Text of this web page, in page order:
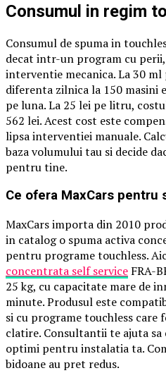
Consumul in regim
Consumul de spuma in
decat intr-un program cu
interventie mecanica. La 30
diferenta zilnica la 150 masini
pe luna. La 25 lei pe litru,
562 lei. Acest cost este
lipsa interventiei manuale.
baza volumului tau si decide
pentru tine.
Ce ofera MaxCars pentru
MaxCars importa din 2010
in catalog o spuma activa
pentru programe touchless.
concentrata self service FRA-
25 kg, cu capacitate mare de
minute. Produsul este
si cu programe touchless care
clatire. Consultantii te ajuta
optimi pentru instalatia ta.
bidoane au pret redus.